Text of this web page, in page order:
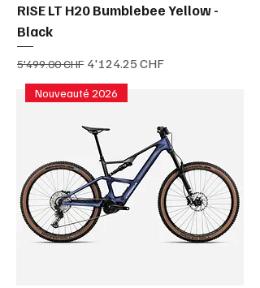
RISE LT H20 Bumblebee Yellow -
Black
Prix original
5'499.00 CHF Prix promotionnel
4'124.25 CHF
Nouveauté 2026